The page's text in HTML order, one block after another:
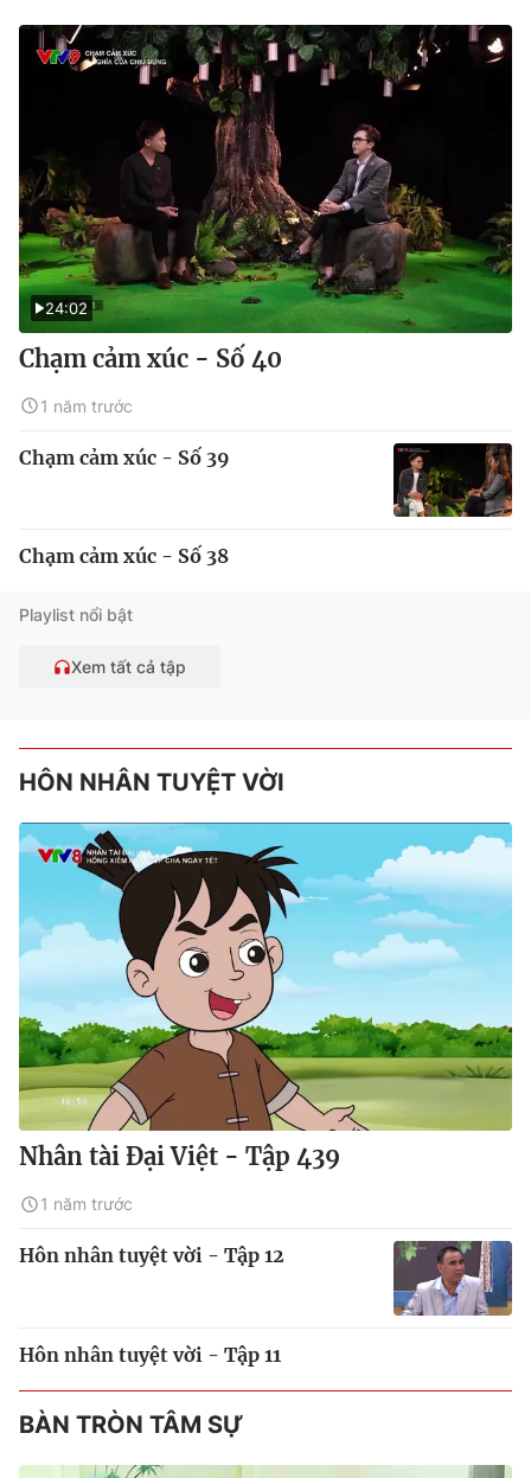
24:02
Chạm cảm xúc - Số 40
1 năm trước
Chạm cảm xúc - Số 39
Chạm cảm xúc - Số 38
Playlist nổi bật
Xem tất cả tập
HÔN NHÂN TUYỆT VỜI
Nhân tài Đại Việt - Tập 439
1 năm trước
Hôn nhân tuyệt vời - Tập 12
Hôn nhân tuyệt vời - Tập 11
BÀN TRÒN TÂM SỰ